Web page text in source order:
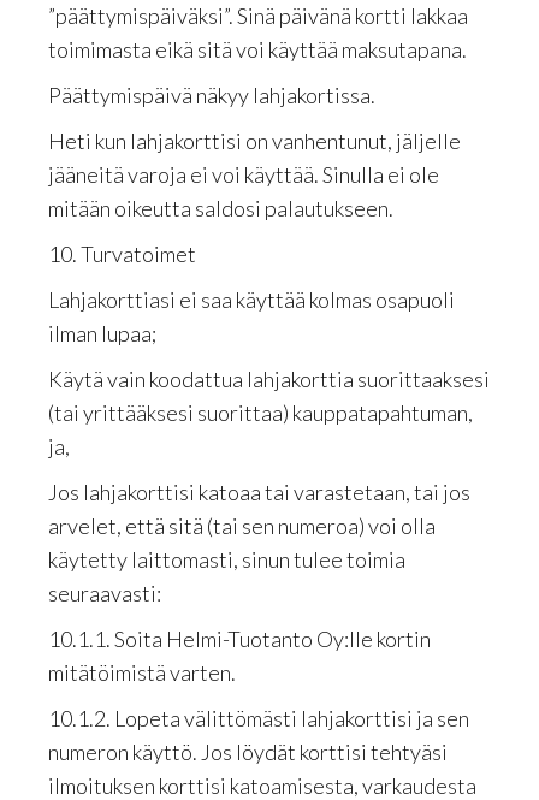
”päättymispäiväksi”. Sinä päivänä kortti lakkaa
toimimasta eikä sitä voi käyttää maksutapana.
Päättymispäivä näkyy lahjakortissa.
Heti kun lahjakorttisi on vanhentunut, jäljelle
jääneitä varoja ei voi käyttää. Sinulla ei ole
mitään oikeutta saldosi palautukseen.
10. Turvatoimet
Lahjakorttiasi ei saa käyttää kolmas osapuoli
ilman lupaa;
Käytä vain koodattua lahjakorttia suorittaaksesi
(tai yrittääksesi suorittaa) kauppatapahtuman,
ja,
Jos lahjakorttisi katoaa tai varastetaan, tai jos
arvelet, että sitä (tai sen numeroa) voi olla
käytetty laittomasti, sinun tulee toimia
seuraavasti:
10.1.1. Soita Helmi-Tuotanto Oy:lle kortin
mitätöimistä varten.
10.1.2. Lopeta välittömästi lahjakorttisi ja sen
numeron käyttö. Jos löydät korttisi tehtyäsi
ilmoituksen korttisi katoamisesta, varkaudesta